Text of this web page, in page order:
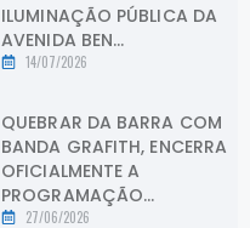
ILUMINAÇÃO PÚBLICA DA
AVENIDA BEN...
14/07/2026
QUEBRAR DA BARRA COM
BANDA GRAFITH, ENCERRA
OFICIALMENTE A
PROGRAMAÇÃO...
27/06/2026